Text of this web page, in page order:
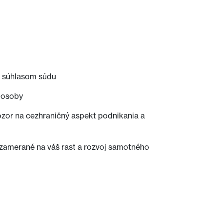
súdu
na cezhraničný aspekt podnikania a
na váš rast a rozvoj samotného